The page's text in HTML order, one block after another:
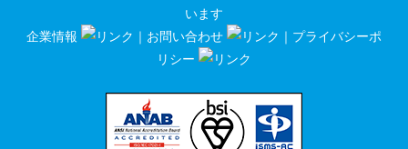
います
企業情報
｜ お問い合わせ ｜ プライバシーポ
リシー